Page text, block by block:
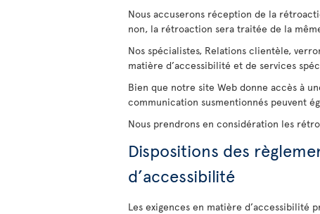
Nous accuserons réception de la
non, la rétroaction sera traitée de la
Nos spécialistes, Relations clientèle,
matière d’accessibilité et de services
Bien que notre site Web donne accès à
communication susmentionnés peuvent
Nous prendrons en considération les
Dispositions des
d’accessibilité
Les exigences en matière d’accessibilité